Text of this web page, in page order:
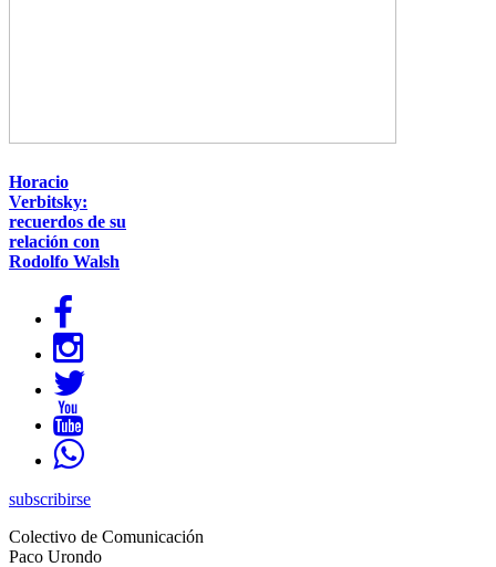
Horacio
Verbitsky:
recuerdos de su
relación con
Rodolfo Walsh
subscribirse
Colectivo de Comunicación
Paco Urondo